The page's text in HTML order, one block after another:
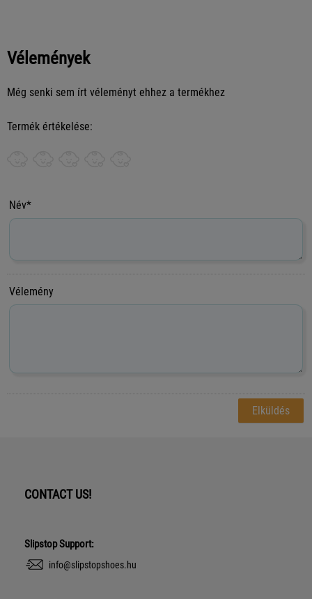
Vélemények
Még senki sem írt véleményt ehhez a termékhez
Termék értékelése:
Név*
Vélemény
CONTACT US!
Slipstop Support:
info@slipstopshoes.hu